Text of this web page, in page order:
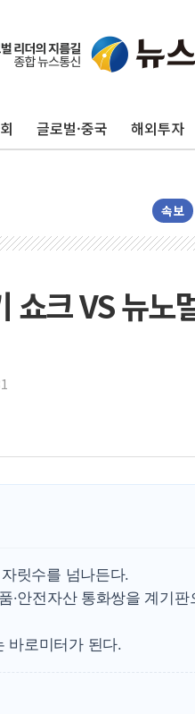
글로벌·중국 해외투자
속보
쇼크 VS 뉴노
릿수를 넘나든다.
·안전자산 통화쌍을 계기판
바로미터가 된다.